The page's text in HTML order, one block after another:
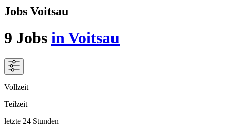
Jobs Voitsau
9 Jobs in Voitsau
Vollzeit
Teilzeit
letzte 24 Stunden